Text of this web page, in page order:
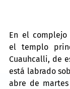
En el complejo
el templo
Cuauhcalli, de
está labrado
abre de